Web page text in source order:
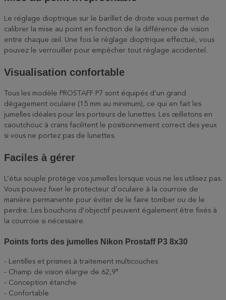
Le réglage dioptrique sur le barillet de droite vous permet de
calibrer la mise au point en fonction de la différence de vision
entre chaque œil. Une fois le réglage dioptrique effectué, vous
pouvez le verrouiller pour empêcher tout réglage accidentel.
Visualisation confortable
Tous les modèle PROSTAFF P7 sont équipés d’un grand
dégagement oculaire (15 mm au minimum), ce qui en fait les
jumelles idéales pour les porteurs de lunettes. Les œilletons en
caoutchouc à crans facilitent le positionnement correct des yeux
si vous ne portez pas de lunettes.
Faciles à gérer
L’étui souple protège vos jumelles lorsque vous ne les utilisez pas.
Vous pouvez fixer le protecteur d’oculaire à la courroie de
manière permanente pour éviter de le faire tomber ou de le
perdre. Les bouchons d’objectif peuvent également être fixés à
la courroie si nécessaire.
Points forts des jumelles Nikon Prostaff P3 8x30
- Lentilles et prismes à traitement multicouches
- Champ de vision élargie de 62,9°
- Conception étanche
- Confortable